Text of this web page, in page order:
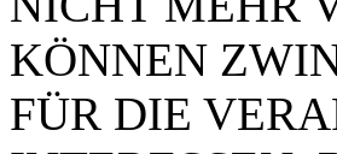
KÖNNEN
FÜR DIE